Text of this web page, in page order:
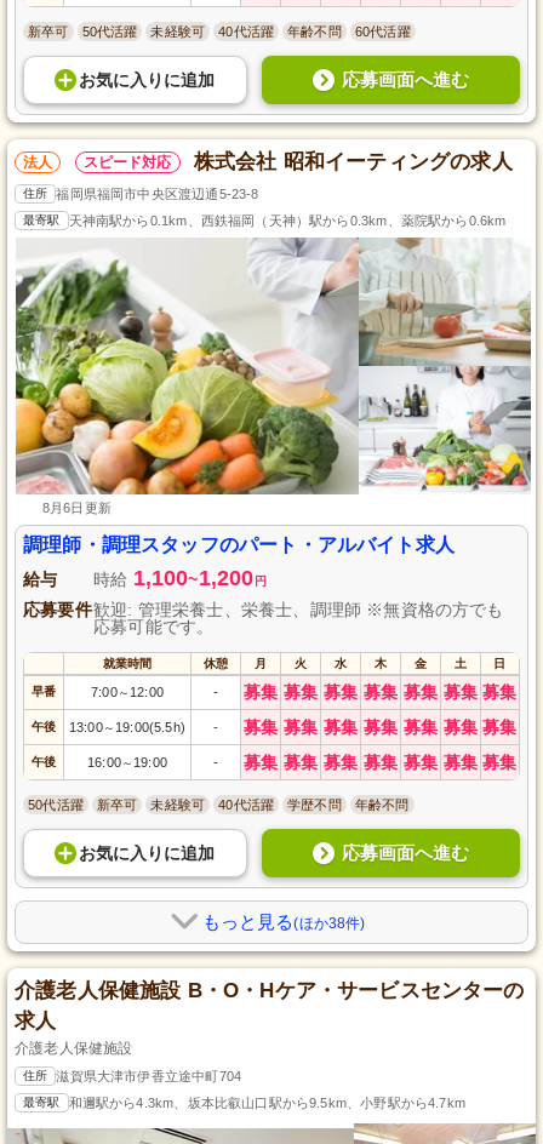
新卒可 50代活躍 未経験可 40代活躍 年齢不問 60代活躍
お気に入り に追加 応募画面へ進む
法人 スピード対応 株式会社 昭和イーティングの求人
住所 福岡県福岡市中央区渡辺通5-23-8
最寄駅 天神南駅から0.1km、西鉄福岡（天神）駅から0.3km、薬院駅から0.6km
8月6日更新
調理師・調理スタッフのパート・アルバイト求人
給与 時給 1,100~1,200 円
応募要件歓迎: 管理栄養士、栄養士、調理師 ※無資格の方でも
応募可能です。
就業時間 休憩 月 火 水 木 金 土 日
早番 7:00～ 12:00 - 募集 募集 募集 募集 募集 募集 募集
午後 13:00～ 19:00(5.5h) - 募集 募集 募集 募集 募集 募集 募集
午後 16:00～ 19:00 - 募集 募集 募集 募集 募集 募集 募集
50代活躍 新卒可 未経験可 40代活躍 学歴不問 年齢不問
お気に入り に追加 応募画面へ進む
もっと見る(ほか38件)
介護老人保健施設 B・O・Hケア・サービスセンターの
求人
介護老人保健施設
住所 滋賀県大津市伊香立途中町704
最寄駅 和邇駅から4.3km、坂本比叡山口駅から9.5km、小野駅から4.7km